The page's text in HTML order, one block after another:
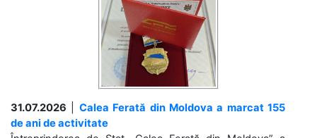
31.07.2026
Calea Ferată din Moldova a marcat 155
de ani de activitate